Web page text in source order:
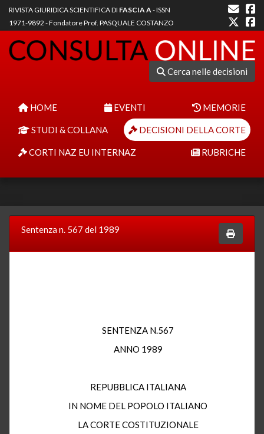
RIVISTA GIURIDICA SCIENTIFICA DI FASCIA A- ISSN
1971-9892 - Fondatore Prof. PASQUALE COSTANZO
Cerca nelle decisioni
HOME EVENTI MEMORIE
STUDI & COLLANA DECISIONI DELLA CORTE
CORTI NAZ EU INTERNAZ RUBRICHE
Sentenza n. 567 del 1989
SENTENZA N.567
ANNO 1989
REPUBBLICA ITALIANA
IN NOME DEL POPOLO ITALIANO
LA CORTE COSTITUZIONALE